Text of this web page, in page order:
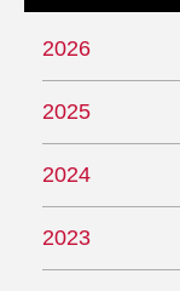
2026
2025
2024
2023